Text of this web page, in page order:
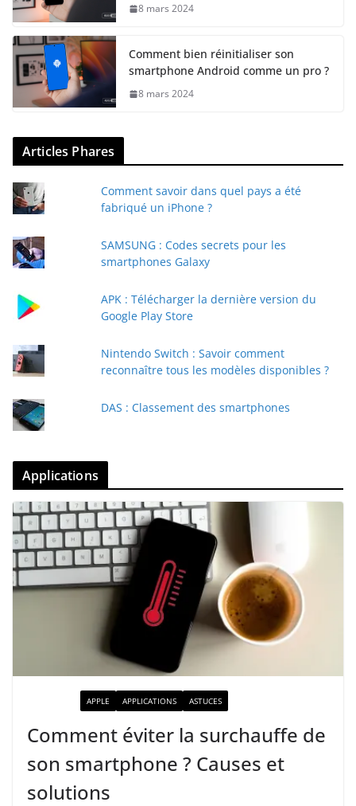
8 mars 2024
Comment bien réinitialiser son
smartphone Android comme un pro ?
8 mars 2024
Articles Phares
Comment savoir dans quel pays a été
fabriqué un iPhone ?
SAMSUNG : Codes secrets pour les
smartphones Galaxy
APK : Télécharger la dernière version du
Google Play Store
Nintendo Switch : Savoir comment
reconnaître tous les modèles disponibles ?
DAS : Classement des smartphones
Applications
APPLE APPLICATIONS ASTUCES
Comment éviter la surchauffe de
son smartphone ? Causes et
solutions